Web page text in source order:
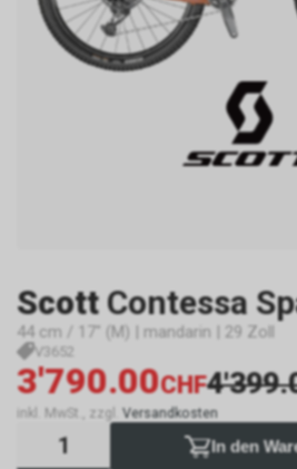
Scott Contessa
44 cm / 17" (M) | mandarin | 29 Zoll
V3652
3'790.00CHF
inkl. MwSt., zzgl. Versandkosten
In den